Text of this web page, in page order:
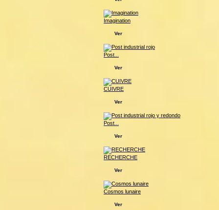
Imagination
Ver
Post...
Ver
CUIVRE
Ver
Post...
Ver
RECHERCHE
Ver
Cosmos lunaire
Ver